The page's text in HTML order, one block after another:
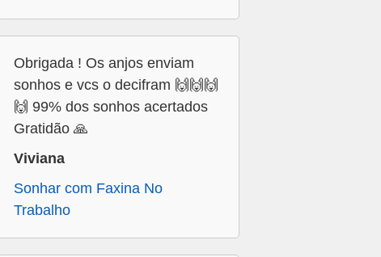
Obrigada ! Os anjos enviam
sonhos e vcs o decifram 🙌🙌🙌
🙌 99% dos sonhos acertados
Gratidão 🙏
Viviana
Sonhar com Faxina No
Trabalho